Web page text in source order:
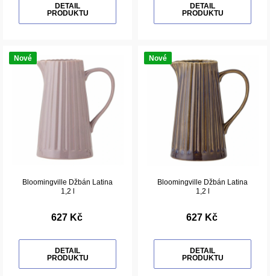
DETAIL
PRODUKTU
DETAIL
PRODUKTU
Nové
Bloomingville Džbán Latina
1,2 l
627 Kč
DETAIL
PRODUKTU
Nové
Bloomingville Džbán Latina
1,2 l
627 Kč
DETAIL
PRODUKTU